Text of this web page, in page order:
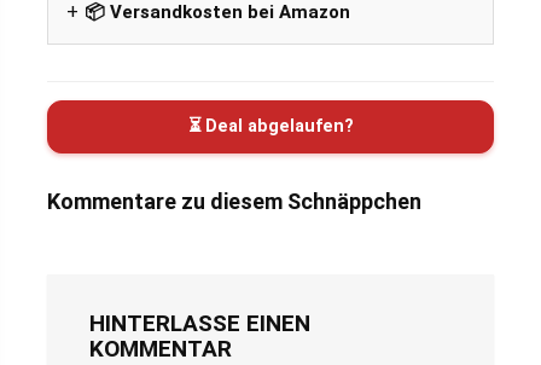
📦 Versandkosten bei Amazon
⏳ Deal abgelaufen?
Kommentare zu diesem Schnäppchen
HINTERLASSE EINEN
KOMMENTAR